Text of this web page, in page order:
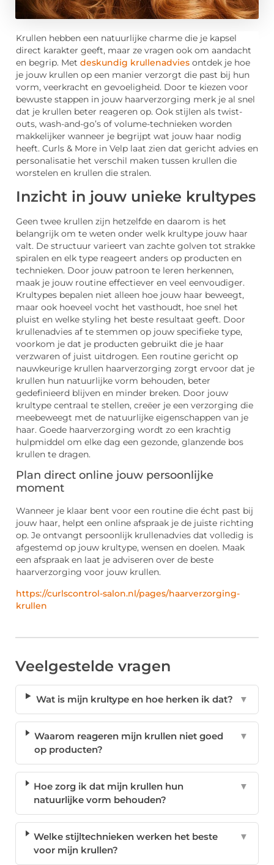
Krullen hebben een natuurlijke charme die je kapsel
direct karakter geeft, maar ze vragen ook om aandacht
en begrip. Met deskundig krullenadvies ontdek je hoe
je jouw krullen op een manier verzorgt die past bij hun
vorm, veerkracht en gevoeligheid. Door te kiezen voor
bewuste stappen in jouw haarverzorging merk je al snel
dat je krullen beter reageren op. Ook stijlen als twist-
outs, wash-and-go’s of volume-technieken worden
makkelijker wanneer je begrijpt wat jouw haar nodig
heeft. Curls & More in Velp laat zien dat gericht advies en
personalisatie het verschil maken tussen krullen die
worstelen en krullen die stralen.
Inzicht in jouw unieke krultypes
Geen twee krullen zijn hetzelfde en daarom is het
belangrijk om te weten onder welk krultype jouw haar
valt. De structuur varieert van zachte golven tot strakke
spiralen en elk type reageert anders op producten en
technieken. Door jouw patroon te leren herkennen,
maak je jouw routine effectiever en veel eenvoudiger.
Krultypes bepalen niet alleen hoe jouw haar beweegt,
maar ook hoeveel vocht het vasthoudt, hoe snel het
pluist en welke styling het beste resultaat geeft. Door
krullenadvies af te stemmen op jouw specifieke type,
voorkom je dat je producten gebruikt die je haar
verzwaren of juist uitdrogen. Een routine gericht op
nauwkeurige krullen haarverzorging zorgt ervoor dat je
krullen hun natuurlijke vorm behouden, beter
gedefinieerd blijven en minder breken. Door jouw
krultype centraal te stellen, creëer je een verzorging die
meebeweegt met de natuurlijke eigenschappen van je
haar. Goede haarverzorging wordt zo een krachtig
hulpmiddel om elke dag een gezonde, glanzende bos
krullen te dragen.
Plan direct online jouw persoonlijke
moment
Wanneer je klaar bent voor een routine die écht past bij
jouw haar, helpt een online afspraak je de juiste richting
op. Je ontvangt persoonlijk krullenadvies dat volledig is
afgestemd op jouw krultype, wensen en doelen. Maak
een afspraak en laat je adviseren over de beste
haarverzorging voor jouw krullen.
https://curlscontrol-salon.nl/pages/haarverzorging-
krullen
Veelgestelde vragen
Wat is mijn krultype en hoe herken ik dat? ▼
Waarom reageren mijn krullen niet goed
op producten?
▼
Hoe zorg ik dat mijn krullen hun
natuurlijke vorm behouden?
▼
Welke stijltechnieken werken het beste
voor mijn krullen?
▼